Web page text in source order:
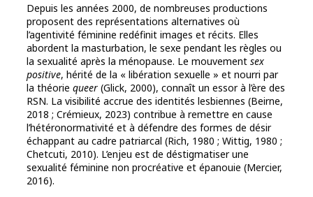
Depuis les années 2000, de nombreuses productions
proposent des représentations alternatives où
l’agentivité féminine redéfinit images et récits. Elles
abordent la masturbation, le sexe pendant les règles ou
la sexualité après la ménopause. Le mouvement sex
positive, hérité de la « libération sexuelle » et nourri par
la théorie queer (Glick, 2000), connaît un essor à l’ère des
RSN. La visibilité accrue des identités lesbiennes (Beirne,
2018 ; Crémieux, 2023) contribue à remettre en cause
l’hétéronormativité et à défendre des formes de désir
échappant au cadre patriarcal (Rich, 1980 ; Wittig, 1980 ;
Chetcuti, 2010). L’enjeu est de déstigmatiser une
sexualité féminine non procréative et épanouie (Mercier,
2016).